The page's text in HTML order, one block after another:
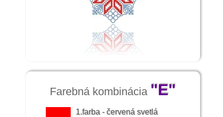
Farebná kombinácia "E"
1.farba - červená svetlá